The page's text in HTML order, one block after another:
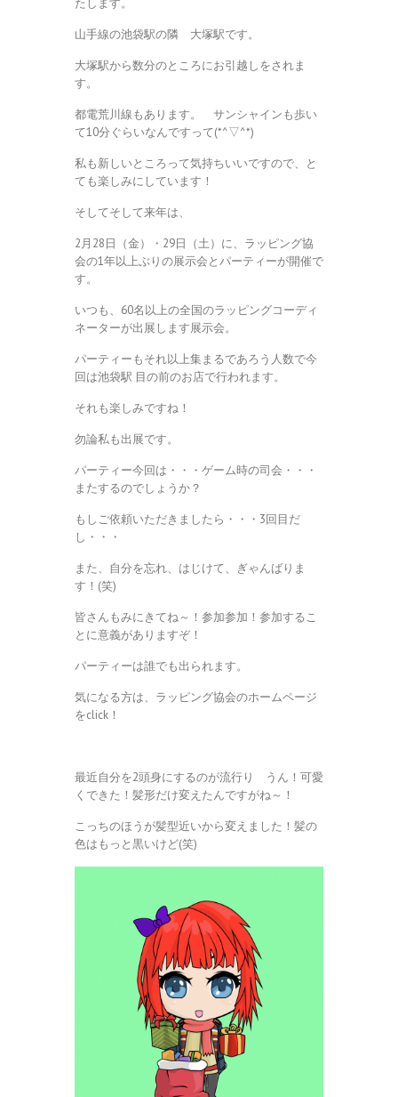
山手線の池袋駅の隣 大塚駅です。
大塚駅から数分のところにお引越しをされま
す。
都電荒川線もあります。 サンシャインも歩い
て10分ぐらいなんですって(*^▽^*)
私も新しいところって気持ちいいですので、と
ても楽しみにしています！
そしてそして来年は、
2月28日（金）・29日（土）に、ラッピング協
会の1年以上ぶりの展示会とパーティーが開催で
す。
いつも、60名以上の全国のラッピングコーディ
ネーターが出展します展示会。
パーティーもそれ以上集まるであろう人数で今
回は池袋駅 目の前のお店で行われます。
それも楽しみですね！
勿論私も出展です。
パーティー今回は・・・ゲーム時の司会・・・
またするのでしょうか？
もしご依頼いただきましたら・・・3回目だ
し・・・
また、自分を忘れ、はじけて、ぎゃんばりま
す！(笑)
皆さんもみにきてね～！参加参加！参加するこ
とに意義がありますぞ！
パーティーは誰でも出られます。
気になる方は、ラッピング協会のホームページ
をclick！
最近自分を2頭身にするのが流行り うん！可愛
くできた！髪形だけ変えたんですがね～！
こっちのほうが髪型近いから変えました！髪の
色はもっと黒いけど(笑)